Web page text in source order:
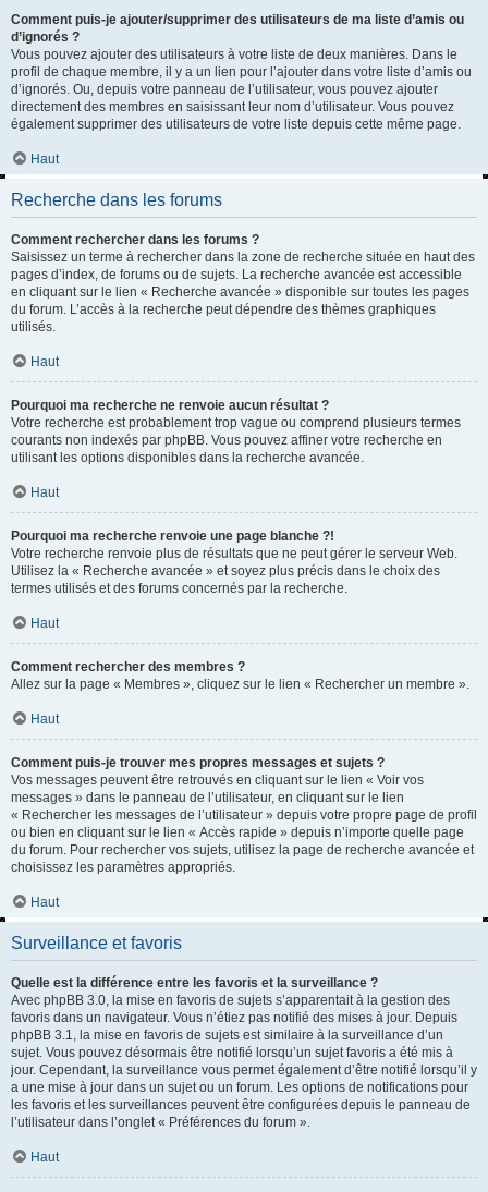
Comment puis-je ajouter/supprimer des utilisateurs de ma liste d’amis ou
d’ignorés ?
Vous pouvez ajouter des utilisateurs à votre liste de deux manières. Dans le
profil de chaque membre, il y a un lien pour l’ajouter dans votre liste d’amis ou
d’ignorés. Ou, depuis votre panneau de l’utilisateur, vous pouvez ajouter
directement des membres en saisissant leur nom d’utilisateur. Vous pouvez
également supprimer des utilisateurs de votre liste depuis cette même page.
Haut
Recherche dans les forums
Comment rechercher dans les forums ?
Saisissez un terme à rechercher dans la zone de recherche située en haut des
pages d’index, de forums ou de sujets. La recherche avancée est accessible
en cliquant sur le lien « Recherche avancée » disponible sur toutes les pages
du forum. L’accès à la recherche peut dépendre des thèmes graphiques
utilisés.
Haut
Pourquoi ma recherche ne renvoie aucun résultat ?
Votre recherche est probablement trop vague ou comprend plusieurs termes
courants non indexés par phpBB. Vous pouvez affiner votre recherche en
utilisant les options disponibles dans la recherche avancée.
Haut
Pourquoi ma recherche renvoie une page blanche ?!
Votre recherche renvoie plus de résultats que ne peut gérer le serveur Web.
Utilisez la « Recherche avancée » et soyez plus précis dans le choix des
termes utilisés et des forums concernés par la recherche.
Haut
Comment rechercher des membres ?
Allez sur la page « Membres », cliquez sur le lien « Rechercher un membre ».
Haut
Comment puis-je trouver mes propres messages et sujets ?
Vos messages peuvent être retrouvés en cliquant sur le lien « Voir vos
messages » dans le panneau de l’utilisateur, en cliquant sur le lien
« Rechercher les messages de l’utilisateur » depuis votre propre page de profil
ou bien en cliquant sur le lien « Accès rapide » depuis n’importe quelle page
du forum. Pour rechercher vos sujets, utilisez la page de recherche avancée et
choisissez les paramètres appropriés.
Haut
Surveillance et favoris
Quelle est la différence entre les favoris et la surveillance ?
Avec phpBB 3.0, la mise en favoris de sujets s’apparentait à la gestion des
favoris dans un navigateur. Vous n’étiez pas notifié des mises à jour. Depuis
phpBB 3.1, la mise en favoris de sujets est similaire à la surveillance d’un
sujet. Vous pouvez désormais être notifié lorsqu’un sujet favoris a été mis à
jour. Cependant, la surveillance vous permet également d’être notifié lorsqu’il y
a une mise à jour dans un sujet ou un forum. Les options de notifications pour
les favoris et les surveillances peuvent être configurées depuis le panneau de
l’utilisateur dans l’onglet « Préférences du forum ».
Haut